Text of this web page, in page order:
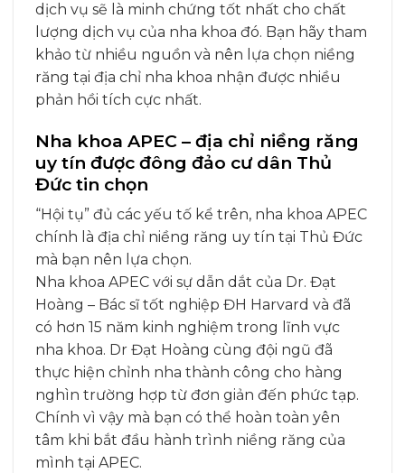
dịch vụ sẽ là minh chứng tốt nhất cho chất
lượng dịch vụ của nha khoa đó. Bạn hãy tham
khảo từ nhiều nguồn và nên lựa chọn niềng
răng tại địa chỉ nha khoa nhận được nhiều
phản hồi tích cực nhất.
Nha khoa APEC – địa chỉ niềng răng
uy tín được đông đảo cư dân Thủ
Đức tin chọn
“Hội tụ” đủ các yếu tố kể trên, nha khoa APEC
chính là địa chỉ niềng răng uy tín tại Thủ Đức
mà bạn nên lựa chọn.
Nha khoa APEC với sự dẫn dắt của Dr. Đạt
Hoàng – Bác sĩ tốt nghiệp ĐH Harvard và đã
có hơn 15 năm kinh nghiệm trong lĩnh vực
nha khoa. Dr Đạt Hoàng cùng đội ngũ đã
thực hiện chỉnh nha thành công cho hàng
nghìn trường hợp từ đơn giản đến phức tạp.
Chính vì vậy mà bạn có thể hoàn toàn yên
tâm khi bắt đầu hành trình niềng răng của
mình tại APEC.